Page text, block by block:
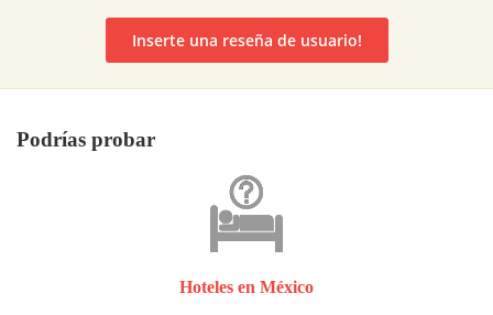
Inserte una reseña de usuario!
Podrías probar
Hoteles en México